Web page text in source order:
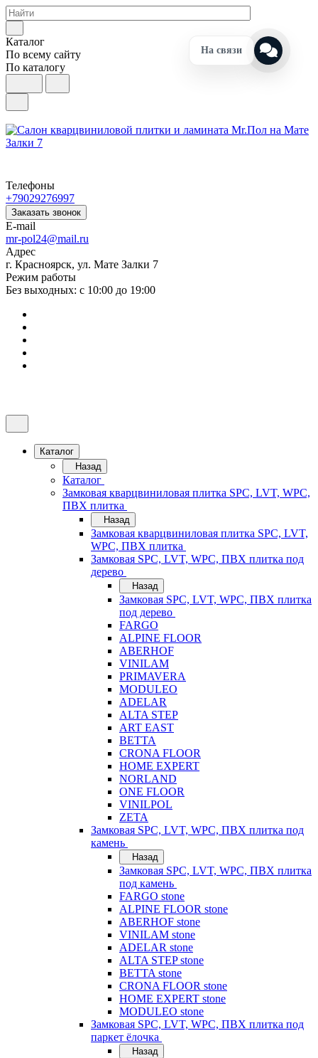
Каталог
По всему сайту
По каталогу
Телефоны
+79029276997
Заказать звонок
E-mail
mr-pol24@mail.ru
Адрес
г. Красноярск, ул. Мате Залки 7
Режим работы
Без выходных: с 10:00 до 19:00
Каталог
Назад
Каталог
Замковая кварцвиниловая плитка SPC, LVT, WPC,
ПВХ плитка
Назад
Замковая кварцвиниловая плитка SPC, LVT,
WPC, ПВХ плитка
Замковая SPC, LVT, WPC, ПВХ плитка под
дерево
Назад
Замковая SPC, LVT, WPC, ПВХ плитка
под дерево
FARGO
ALPINE FLOOR
ABERHOF
VINILAM
PRIMAVERA
MODULEO
ADELAR
ALTA STEP
ART EAST
BETTA
CRONA FLOOR
HOME EXPERT
NORLAND
ONE FLOOR
VINILPOL
ZETA
Замковая SPC, LVT, WPC, ПВХ плитка под
камень
Назад
Замковая SPC, LVT, WPC, ПВХ плитка
под камень
FARGO stone
ALPINE FLOOR stone
ABERHOF stone
VINILAM stone
ADELAR stone
ALTA STEP stone
BETTA stone
CRONA FLOOR stone
HOME EXPERT stone
MODULEO stone
Замковая SPC, LVT, WPC, ПВХ плитка под
паркет ёлочка
Назад
На связи